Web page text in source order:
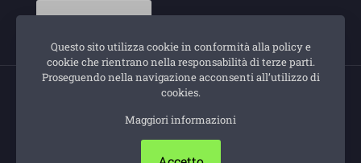
Guarda di più
© Impresa di pulizie Milano. Sito e posizionamento
Agenzia web MilanoWeb Revolution.
Privacy e cookie policy|Mappa Del Sito
Questo sito utilizza cookie in conformità alla policy e
cookie che rientrano nella responsabilità di terze parti.
Proseguendo nella navigazione acconsenti all’utilizzo di
cookies.
Maggiori informazioni